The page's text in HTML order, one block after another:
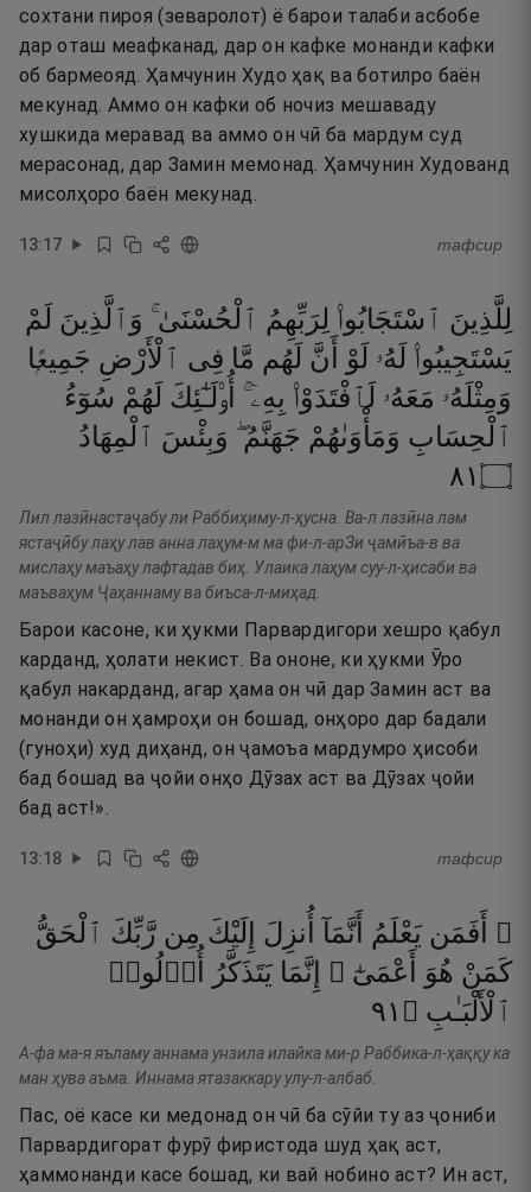
сохтани пироя (зеваролот) ё барои талаби асбобе
дар оташ меафканад, дар он кафке монанди кафки
об бармеояд. Ҳамчунин Худо ҳақ ва ботилро баён
мекунад. Аммо он кафки об ночиз мешаваду
хушкида меравад ва аммо он чӣ ба мардум суд
мерасонад, дар Замин мемонад. Ҳамчунин Худованд
мисолҳоро баён мекунад.
13:17 тафсир
لِلَّذِينَ ٱسْتَجَابُوا۟ لِرَبِّهِمُ ٱلْحُسْنَىٰ ۚ وَٱلَّذِينَ لَمْ
يَسْتَجِيبُوا۟ لَهُۥ لَوْ أَنَّ لَهُم مَّا فِى ٱلْأَرْضِ جَمِيعًۭا
وَمِثْلَهُۥ مَعَهُۥ لَٱفْتَدَوْا۟ بِهِۦٓ ۚ أُو۟لَـٰٓئِكَ لَهُمْ سُوٓءُ
ٱلْحِسَابِ وَمَأْوَىٰهُمْ جَهَنَّمُ ۖ وَبِئْسَ ٱلْمِهَادُ
۝١٨
Лил лазӣнастаҷабу ли Раббиҳиму-л-ҳусна. Ва-л лазӣна лам
ястаҷӣбу лаҳу лав анна лаҳум-м ма фи-л-арЗи ҷамӣъа-в ва
мислаҳу маъаҳу лафтадав биҳ. Улаика лаҳум суу-л-ҳисаби ва
маъваҳум Ҷаҳаннаму ва биъса-л-миҳад.
Барои касоне, ки ҳукми Парвардигори хешро қабул
карданд, ҳолати некист. Ва ононе, ки ҳукми Ӯро
қабул накарданд, агар ҳама он чӣ дар Замин аст ва
монанди он ҳамроҳи он бошад, онҳоро дар бадали
(гуноҳи) худ диҳанд, он ҷамоъа мардумро ҳисоби
бад бошад ва ҷойи онҳо Дӯзах аст ва Дӯзах ҷойи
бад аст!».
13:18 тафсир
۞ أَفَمَن يَعْلَمُ أَنَّمَآ أُنزِلَ إِلَيْكَ مِن رَّبِّكَ ٱلْحَقُّ
كَمَنْ هُوَ أَعْمَىٰٓ ۚ إِنَّمَا يَتَذَكَّرُ
أُو۟لُوا۟
ٱلْأَلْبَـٰبِ ۝ ١٩
А-фа ма-я яъламу аннама унзила илайка ми-р Раббика-л-ҳаққу ка
ман ҳува аъма. Иннама ятазаккару улу-л-албаб.
Пас, оё касе ки медонад он чӣ ба сӯйи ту аз ҷониби
Парвардигорат фурӯ фиристода шуд ҳақ аст,
ҳаммонанди касе бошад, ки вай нобино аст? Ин аст,